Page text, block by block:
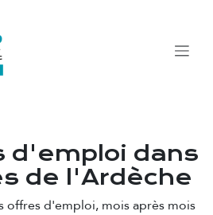
d'emploi dans
de l'Ardèche
offres d'emploi, mois après mois